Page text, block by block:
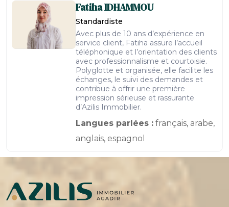
FatihaIDHAMMOU
Standardiste
Avec plus de 10 ans d’expérience en
service client, Fatiha assure l’accueil
téléphonique et l’orientation des clients
avec professionnalisme et courtoisie.
Polyglotte et organisée, elle facilite les
échanges, le suivi des demandes et
contribue à offrir une première
impression sérieuse et rassurante
d’Azilis Immobilier.
Langues parlées : français, arabe,
anglais, espagnol